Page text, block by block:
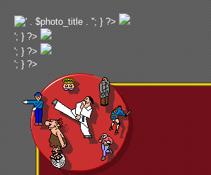
'; } ?>
'; } ?>
'; } ?>
'; } ?>